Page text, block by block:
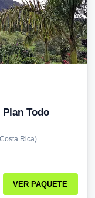
Todo
Rica)
VER PAQUETE